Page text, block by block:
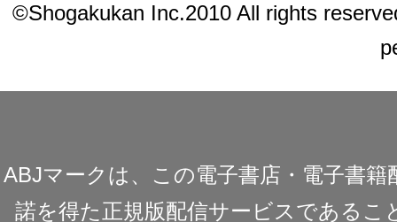
©Shogakukan Inc.2010 All rights
ABJマークは、この電子書店・電子書
諾を得た正規版配信サービスであるこ